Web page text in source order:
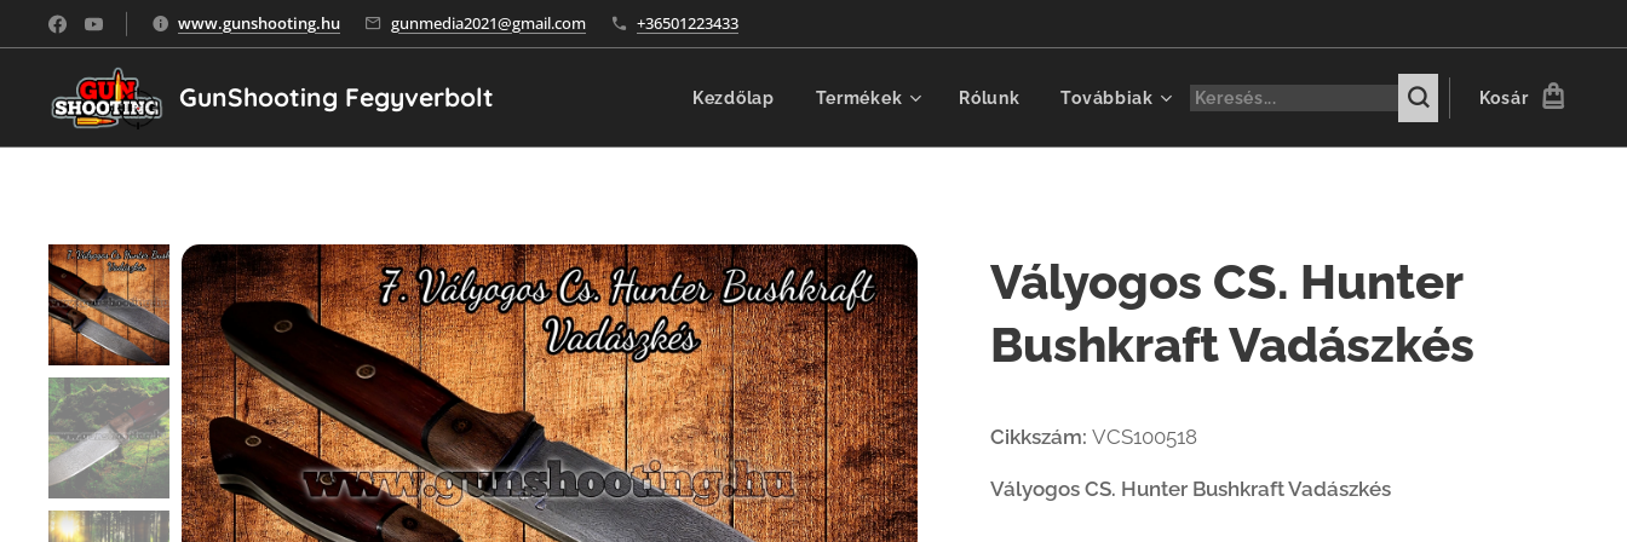
www.gunshooting.hu gunmedia2021@gmail.com +36501223433
GunShooting Fegyverbolt Kezdőlap Termékek Rólunk Továbbiak Kosár
Vályogos CS. Hunter
Bushkraft Vadászkés
Cikkszám: VCS100518
Vályogos CS. Hunter Bushkraft Vadászkés